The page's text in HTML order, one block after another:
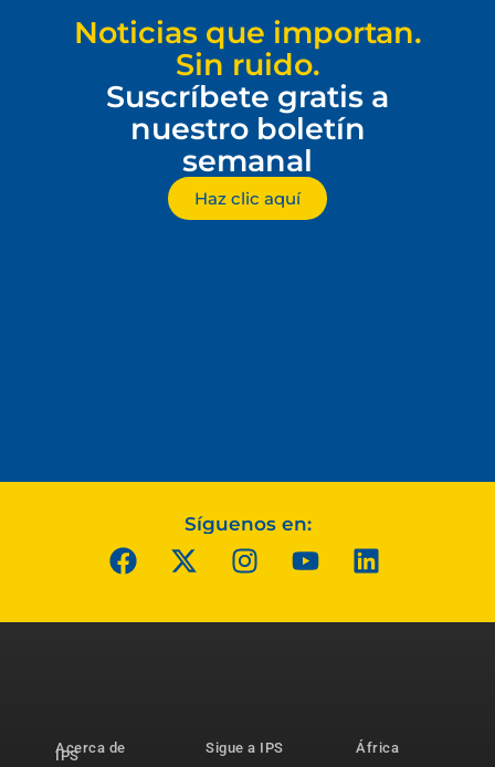
Noticias que importan.
Sin ruido.
Suscríbete gratis a
nuestro boletín
semanal
Haz clic aquí
Síguenos en:
Acerca de
IPS
Sigue a IPS
África